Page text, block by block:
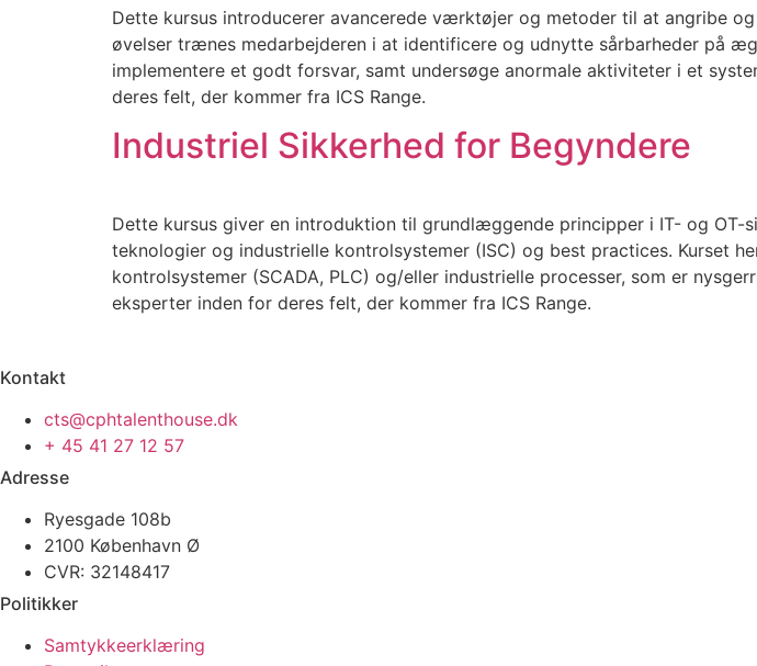
Dette kursus introducerer avancerede værktøjer og metoder til at angribe
øvelser trænes medarbejderen i at identificere og udnytte sårbarheder på
implementere et godt forsvar, samt undersøge anormale aktiviteter i et
deres felt, der kommer fra ICS Range.
Industriel Sikkerhed for Begyndere​
Dette kursus giver en introduktion til grundlæggende principper i IT- og OT-
teknologier og industrielle kontrolsystemer (ISC) og best practices. Kurset
kontrolsystemer (SCADA, PLC) og/eller industrielle processer, som er
eksperter inden for deres felt, der kommer fra ICS Range.
Kontakt
cts@cphtalenthouse.dk
+ 45 41 27 12 57
Adresse
Ryesgade 108b
2100 København Ø
CVR: 32148417
Politikker
Samtykkeerklæring